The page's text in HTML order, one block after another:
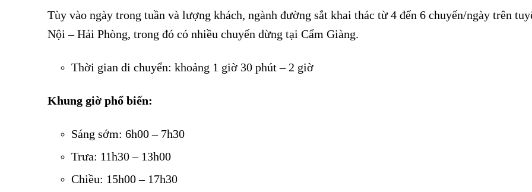
Tùy vào ngày trong tuần và lượng khách, ngành đường sắt khai thác từ 4 đến 6 chuyến/ngày trên
Nội – Hải Phòng, trong đó có nhiều chuyến dừng tại Cẩm Giàng.
Thời gian di chuyển: khoảng 1 giờ 30 phút – 2 giờ
Khung giờ phổ biến:
Sáng sớm: 6h00 – 7h30
Trưa: 11h30 – 13h00
Chiều: 15h00 – 17h30